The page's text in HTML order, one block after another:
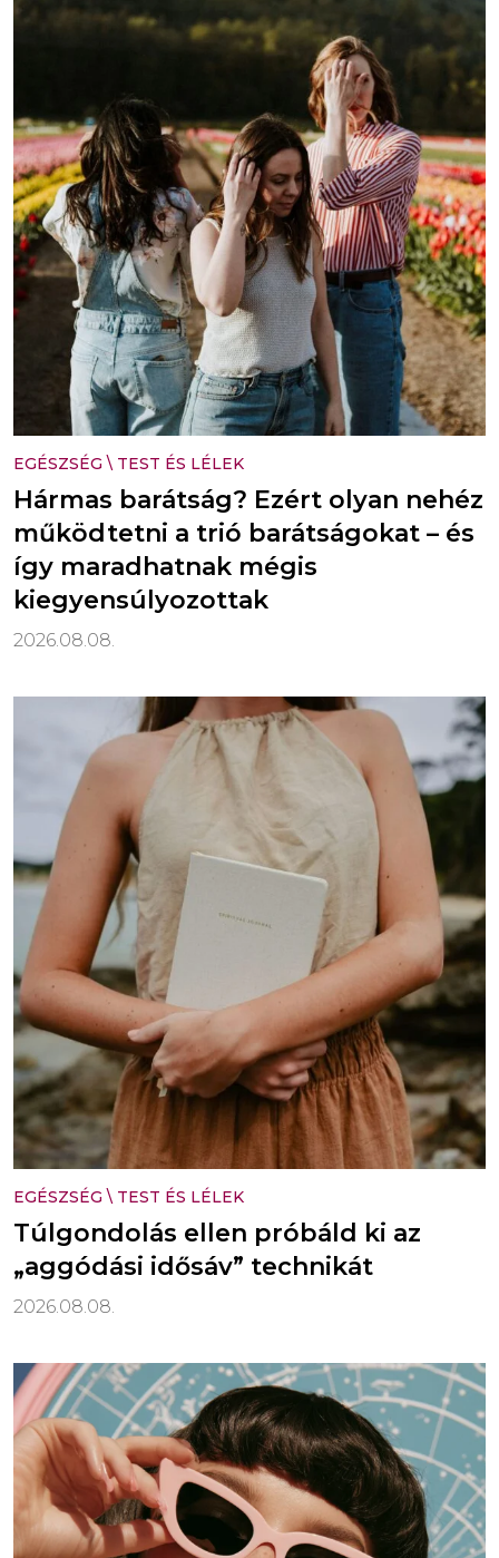
EGÉSZSÉG \ TEST ÉS LÉLEK
Hármas barátság? Ezért olyan nehéz
működtetni a trió barátságokat – és
így maradhatnak mégis
kiegyensúlyozottak
2026.08.08.
EGÉSZSÉG \ TEST ÉS LÉLEK
Túlgondolás ellen próbáld ki az
„aggódási idősáv” technikát
2026.08.08.